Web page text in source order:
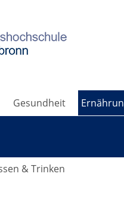
Gesundheit
& Trinken